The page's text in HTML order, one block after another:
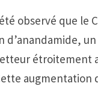
observé que le
d’anandamide, un
étroitement
augmentation